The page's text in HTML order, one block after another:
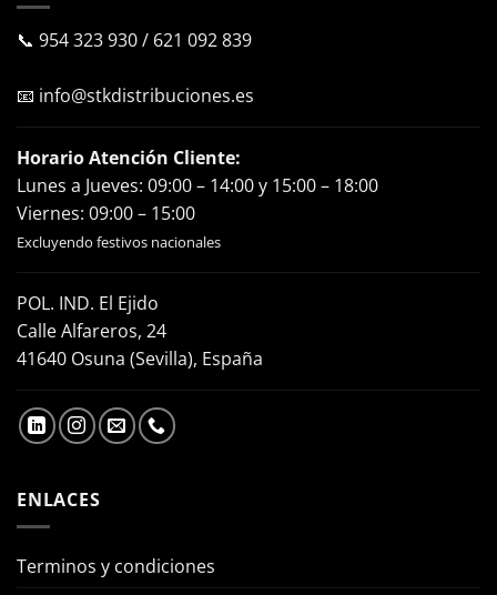
📞 954 323 930/ 621 092 839
📧 info@stkdistribuciones.es
Horario Atención Cliente:
Lunes a Jueves: 09:00 – 14:00 y 15:00 – 18:00
Viernes: 09:00 – 15:00
Excluyendo festivos nacionales
POL. IND. El Ejido
Calle Alfareros, 24
41640 Osuna (Sevilla), España
ENLACES
Terminos y condiciones